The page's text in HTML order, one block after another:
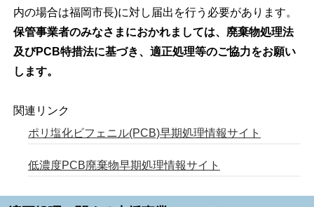
内の場合は福岡市長)に対し届出を行う必要があります。
保管事業者のみなさまにおかれましては、廃棄物処理法
及びPCB特措法に基づき、適正処理等のご協力をお願い
します。
関連リンク
ポリ塩化ビフェニル(PCB)早期処理情報サイト
低濃度PCB廃棄物早期処理情報サイト